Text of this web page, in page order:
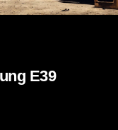
E39